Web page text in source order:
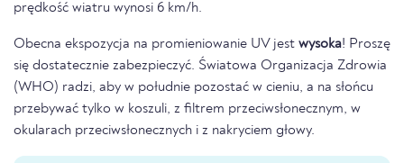
prędkość wiatru wynosi 6 km/h.
Obecna ekspozycja na promieniowanie UV jest wysoka! Proszę
się dostatecznie zabezpieczyć. Światowa Organizacja Zdrowia
(WHO) radzi, aby w południe pozostać w cieniu, a na słońcu
przebywać tylko w koszuli, z filtrem przeciwsłonecznym, w
okularach przeciwsłonecznych i z nakryciem głowy.